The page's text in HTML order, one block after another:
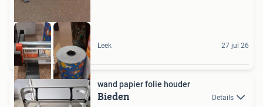
Leek 27 jul 26
wand papier folie houder
Bieden Details